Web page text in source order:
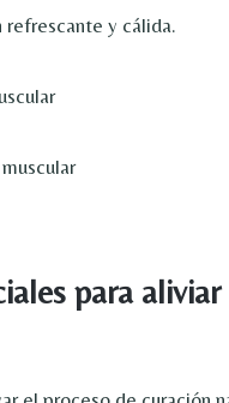
refrescante y cálida.
para aliviar